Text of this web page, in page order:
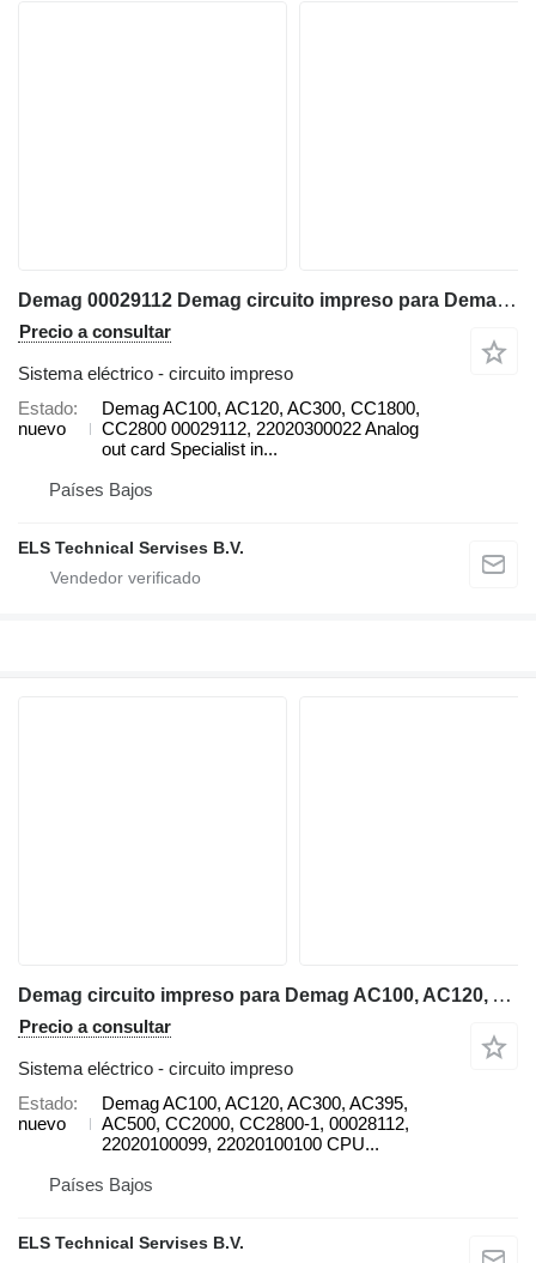
Demag 00029112 Demag circuito impreso para Demag AC100, AC120, AC300, CC1800, CC2800 grúa móvil
Precio a consultar
Sistema eléctrico - circuito impreso
Estado
nuevo
Demag AC100, AC120, AC300, CC1800,
CC2800 00029112, 22020300022 Analog
out card Specialist in...
Países Bajos
ELS Technical Servises B.V.
Demag circuito impreso para Demag AC100, AC120, AC300, AC395, AC500, CC2000, CC2800-1 grúa móvil
Precio a consultar
Sistema eléctrico - circuito impreso
Estado
nuevo
Demag AC100, AC120, AC300, AC395,
AC500, CC2000, CC2800-1, 00028112,
22020100099, 22020100100 CPU...
Países Bajos
ELS Technical Servises B.V.